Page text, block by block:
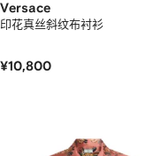
Versace
印花真丝斜纹布衬衫
¥10,800